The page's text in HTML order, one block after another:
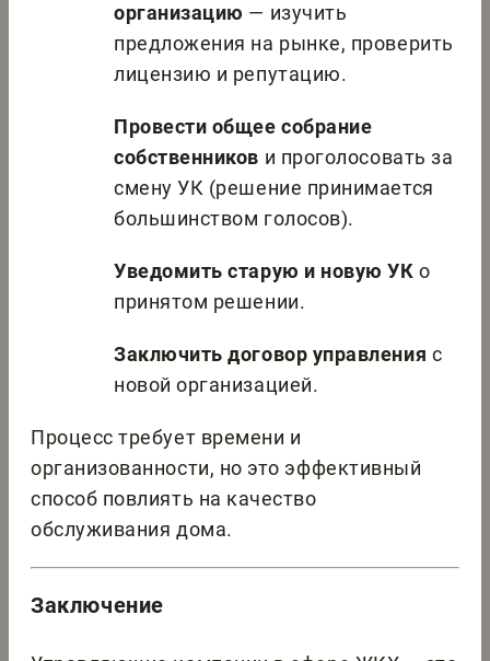
организацию — изучить
предложения на рынке, проверить
лицензию и репутацию.
Провести общее собрание
собственников и проголосовать за
смену УК (решение принимается
большинством голосов).
Уведомить старую и новую УК о
принятом решении.
Заключить договор управления с
новой организацией.
Процесс требует времени и
организованности, но это эффективный
способ повлиять на качество
обслуживания дома.
Заключение